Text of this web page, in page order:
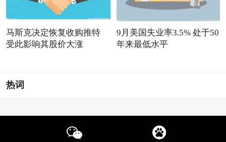
马斯克决定恢复收购推特
受此影响其股价大涨
9月美国失业率3.5% 处于50
年来最低水平
热词